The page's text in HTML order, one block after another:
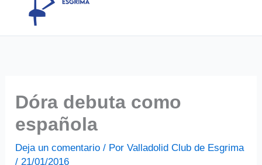
Dóra debuta como
española
Deja un comentario / PorValladolid Club de Esgrima
/ 21/01/2016